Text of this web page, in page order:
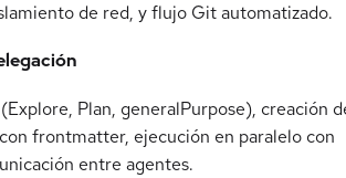
de red, y flujo Git automatizado.
Plan, generalPurpose), creación
frontmatter, ejecución en paralelo con
entre agentes.